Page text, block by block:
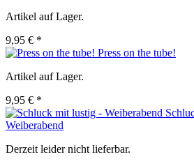
Artikel auf Lager.
9,95 € *
Press on the tube!
Artikel auf Lager.
9,95 € *
Weiberabend
Derzeit leider nicht lieferbar.